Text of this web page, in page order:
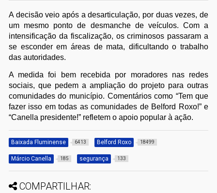
A decisão veio após a desarticulação, por duas vezes, de
um mesmo ponto de desmanche de veículos. Com a
intensificação da fiscalização, os criminosos passaram a
se esconder em áreas de mata, dificultando o trabalho
das autoridades.
A medida foi bem recebida por moradores nas redes
sociais, que pedem a ampliação do projeto para outras
comunidades do município. Comentários como “Tem que
fazer isso em todas as comunidades de Belford Roxo!” e
“Canella presidente!” refletem o apoio popular à ação.
Baixada Fluminense 6413 Belford Roxo 18499
Márcio Canella 185 segurança 133
COMPARTILHAR: